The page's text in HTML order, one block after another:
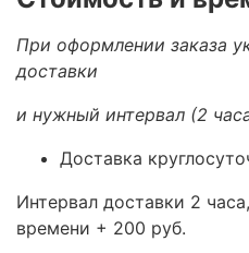
При оформлении заказа
доставки
и нужный интервал (2
Доставка
Интервал доставки 2
времени + 200 руб.